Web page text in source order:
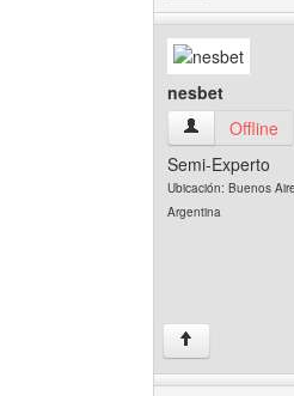
nesbet
nesbet Ver
Offline
Semi-Experto
Ubicación: Buenos
Argentina
↑